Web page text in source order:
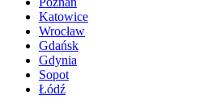
Katowice
Wrocław
Gdańsk
Gdynia
Sopot
Łódź